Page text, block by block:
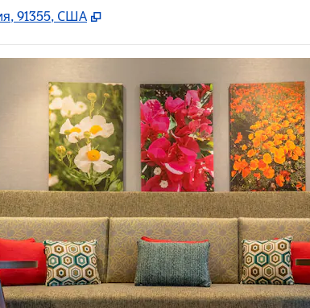
91355, США ,